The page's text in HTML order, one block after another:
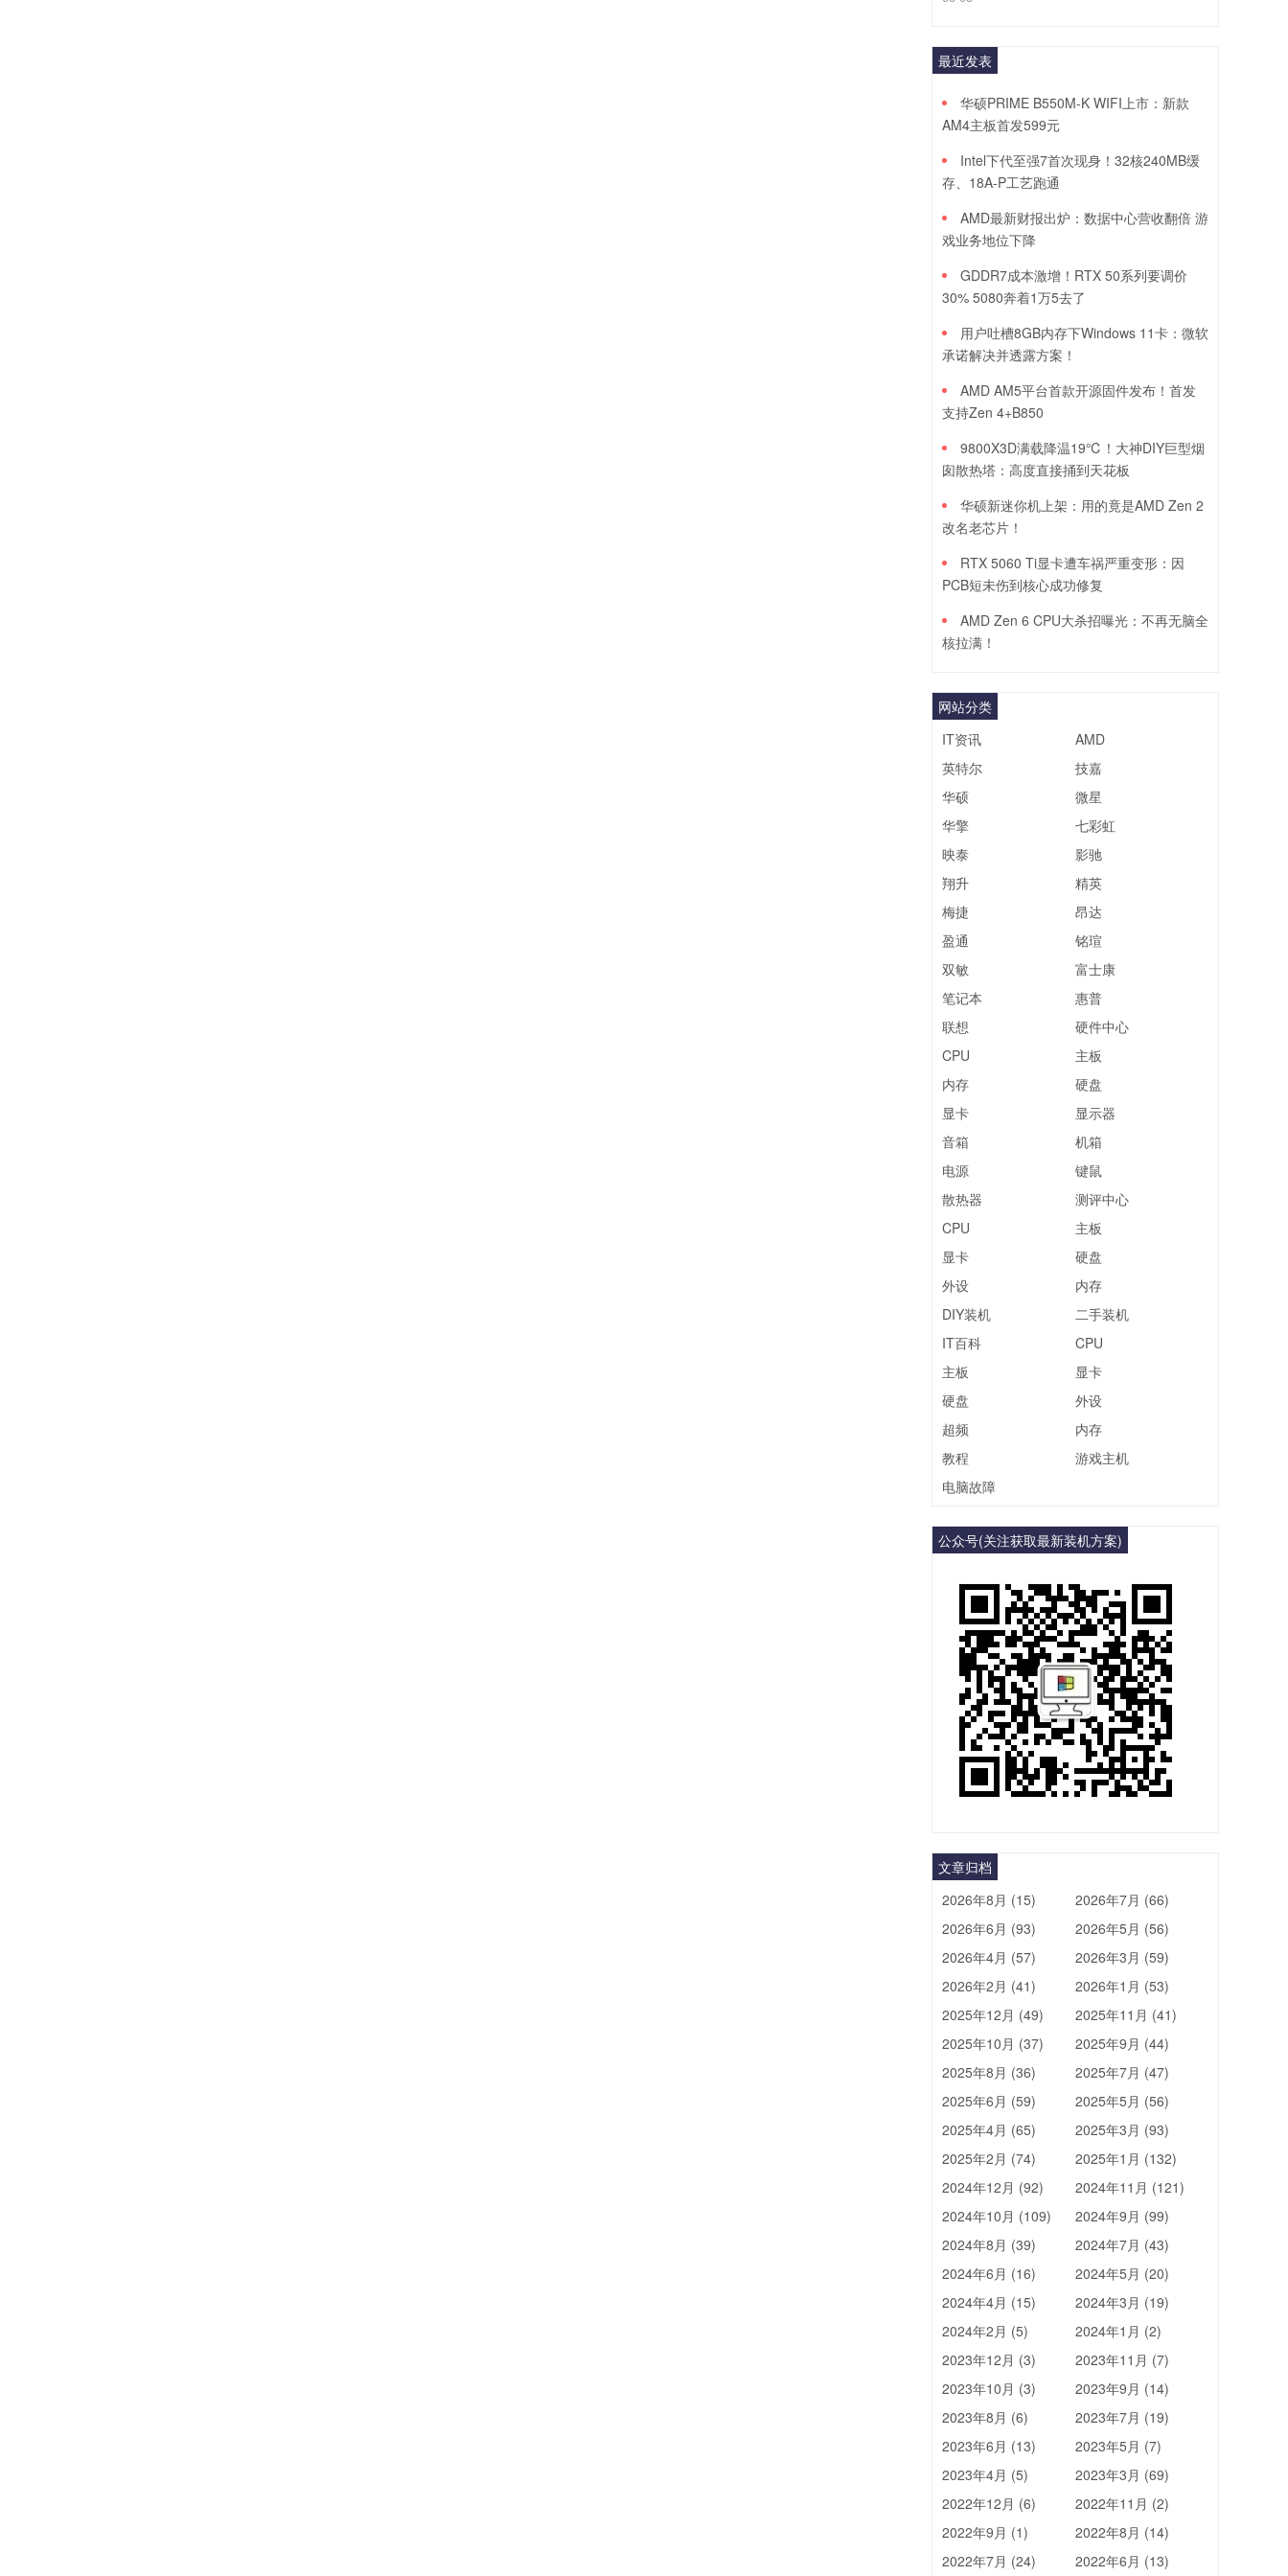
最近发表
华硕PRIME B550M-K WIFI上市：新款
AM4主板首发599元
Intel下代至强7首次现身！32核240MB缓
存、18A-P工艺跑通
AMD最新财报出炉：数据中心营收翻倍 游
戏业务地位下降
GDDR7成本激增！RTX 50系列要调价
30% 5080奔着1万5去了
用户吐槽8GB内存下Windows 11卡：微软
承诺解决并透露方案！
AMD AM5平台首款开源固件发布！首发
支持Zen 4+B850
9800X3D满载降温19℃！大神DIY巨型烟
囱散热塔：高度直接捅到天花板
华硕新迷你机上架：用的竟是AMD Zen 2
改名老芯片！
RTX 5060 Ti显卡遭车祸严重变形：因
PCB短未伤到核心成功修复
AMD Zen 6 CPU大杀招曝光：不再无脑全
核拉满！
网站分类
IT资讯
AMD
英特尔
技嘉
华硕
微星
华擎
七彩虹
映泰
影驰
翔升
精英
梅捷
昂达
盈通
铭瑄
双敏
富士康
笔记本
惠普
联想
硬件中心
CPU
主板
内存
硬盘
显卡
显示器
音箱
机箱
电源
键鼠
散热器
测评中心
CPU
主板
显卡
硬盘
外设
内存
DIY装机
二手装机
IT百科
CPU
主板
显卡
硬盘
外设
超频
内存
教程
游戏主机
电脑故障
公众号(关注获取最新装机方案)
文章归档
2026年8月 (15)
2026年7月 (66)
2026年6月 (93)
2026年5月 (56)
2026年4月 (57)
2026年3月 (59)
2026年2月 (41)
2026年1月 (53)
2025年12月 (49)
2025年11月 (41)
2025年10月 (37)
2025年9月 (44)
2025年8月 (36)
2025年7月 (47)
2025年6月 (59)
2025年5月 (56)
2025年4月 (65)
2025年3月 (93)
2025年2月 (74)
2025年1月 (132)
2024年12月 (92)
2024年11月 (121)
2024年10月 (109)
2024年9月 (99)
2024年8月 (39)
2024年7月 (43)
2024年6月 (16)
2024年5月 (20)
2024年4月 (15)
2024年3月 (19)
2024年2月 (5)
2024年1月 (2)
2023年12月 (3)
2023年11月 (7)
2023年10月 (3)
2023年9月 (14)
2023年8月 (6)
2023年7月 (19)
2023年6月 (13)
2023年5月 (7)
2023年4月 (5)
2023年3月 (69)
2022年12月 (6)
2022年11月 (2)
2022年9月 (1)
2022年8月 (14)
2022年7月 (24)
2022年6月 (13)